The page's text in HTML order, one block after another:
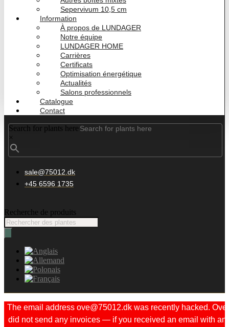
Sepervivum 10,5 cm
Information
À propos de LUNDAGER
Notre équipe
LUNDAGER HOME
Carrières
Certificats
Optimisation énergétique
Actualités
Salons professionnels
Catalogue
Contact
Search for plants here
×
sale@75012.dk
+45 6596 1735
Recherche de produits
The email address ove@75012.dk was recently hacked. Ove
did not send any invoices — if you received an email with an